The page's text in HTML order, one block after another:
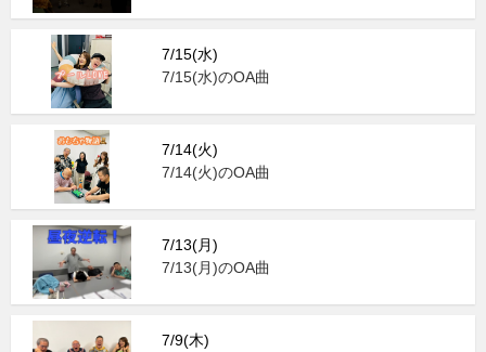
7/15(水)
7/15(水)のOA曲
7/14(火)
7/14(火)のOA曲
7/13(月)
7/13(月)のOA曲
7/9(木)